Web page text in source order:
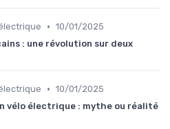
• 10/01/2025
: une révolution sur deux
• 10/01/2025
vélo électrique : mythe ou réalité